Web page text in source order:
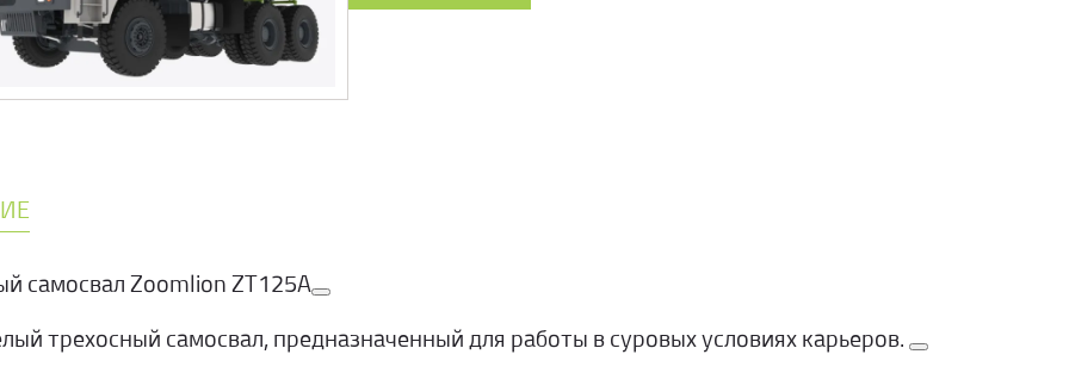
самосвал Zoomlion ZT125A
трехосный самосвал, предназначенный для работы в суровых условиях карьеров.